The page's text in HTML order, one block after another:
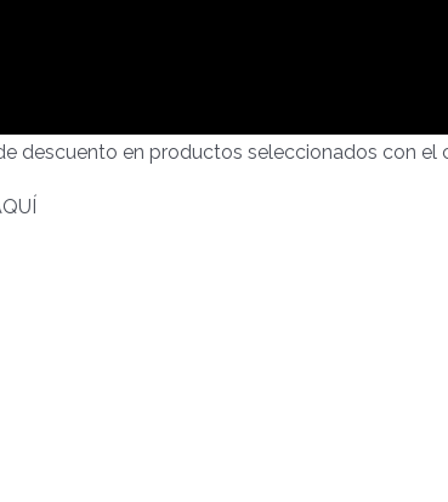
descuento en productos seleccionados con el